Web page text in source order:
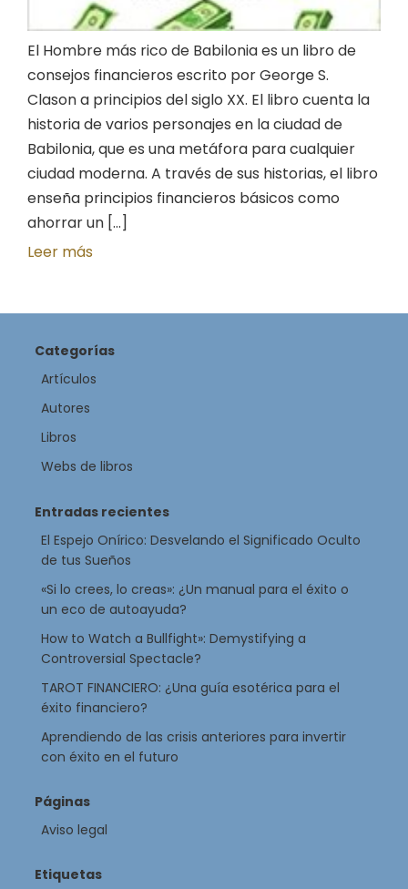
El Hombre más rico de Babilonia es un libro de
consejos financieros escrito por George S.
Clason a principios del siglo XX. El libro cuenta la
historia de varios personajes en la ciudad de
Babilonia, que es una metáfora para cualquier
ciudad moderna. A través de sus historias, el libro
enseña principios financieros básicos como
ahorrar un [...]
Leer más
Categorías
Artículos
Autores
Libros
Webs de libros
Entradas recientes
El Espejo Onírico: Desvelando el Significado Oculto
de tus Sueños
«Si lo crees, lo creas»: ¿Un manual para el éxito o
un eco de autoayuda?
How to Watch a Bullfight»: Demystifying a
Controversial Spectacle?
TAROT FINANCIERO: ¿Una guía esotérica para el
éxito financiero?
Aprendiendo de las crisis anteriores para invertir
con éxito en el futuro
Páginas
Aviso legal
Etiquetas